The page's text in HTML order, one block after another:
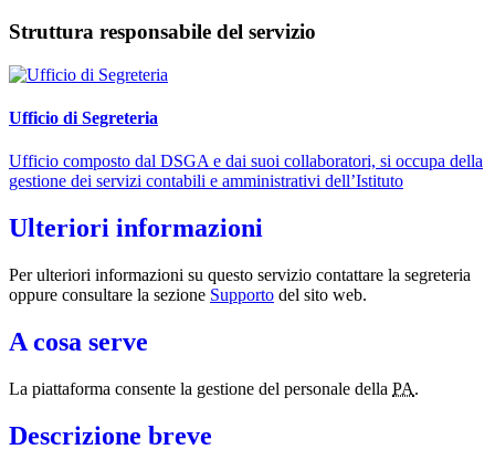
Struttura responsabile del servizio
Ufficio di Segreteria
Ufficio composto dal DSGA e dai suoi collaboratori, si occupa della
gestione dei servizi contabili e amministrativi dell’Istituto
Ulteriori informazioni
Per ulteriori informazioni su questo servizio contattare la segreteria
oppure consultare la sezione Supporto del sito web.
A cosa serve
La piattaforma consente la gestione del personale della PA.
Descrizione breve